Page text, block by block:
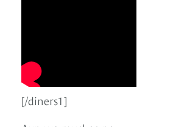
[/diners1]